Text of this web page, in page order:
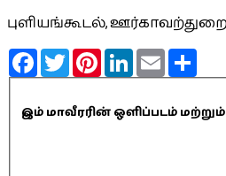
புளியங்கூடல், ஊர்காவற்துறை
FacebookTwitterPinterestLinkedInEmail
இம் மாவீரரின் ஒளிப்படம்